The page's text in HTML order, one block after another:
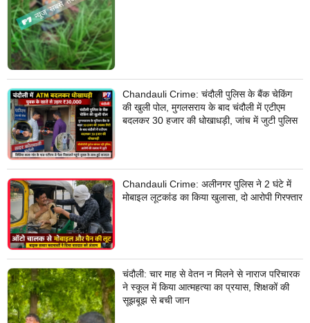
Chandauli Crime: चंदौली पुलिस के बैंक चेकिंग
की खुली पोल, मुगलसराय के बाद चंदौली में एटीएम
बदलकर 30 हजार की धोखाधड़ी, जांच में जुटी पुलिस
Chandauli Crime: अलीनगर पुलिस ने 2 घंटे में
मोबाइल लूटकांड का किया खुलासा, दो आरोपी गिरफ्तार
चंदौली: चार माह से वेतन न मिलने से नाराज परिचारक
ने स्कूल में किया आत्महत्या का प्रयास, शिक्षकों की
सूझबूझ से बची जान